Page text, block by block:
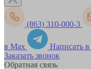
(863) 310-000-3
в Max
Написать в
Заказать звонок
Обратная связь